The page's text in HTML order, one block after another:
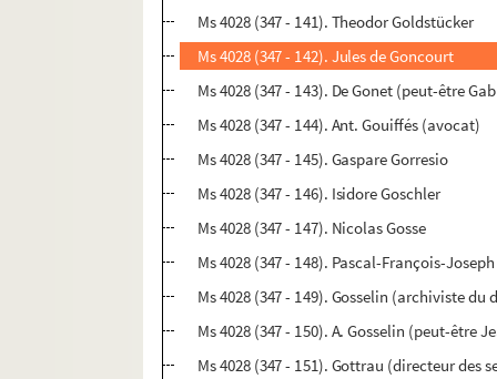
Ms 4028 (347 - 141). Theodor Goldstücker
Ms 4028 (347 - 142). Jules de Goncourt
Ms 4028 (347 - 143). De Gonet (peut-être
Ms 4028 (347 - 144). Ant. Gouiffés (avocat)
Ms 4028 (347 - 145). Gaspare Gorresio
Ms 4028 (347 - 146). Isidore Goschler
Ms 4028 (347 - 147). Nicolas Gosse
Ms 4028 (347 - 148). Pascal-François-
Ms 4028 (347 - 149). Gosselin (archiviste
Ms 4028 (347 - 150). A. Gosselin (peut-être
Ms 4028 (347 - 151). Gottrau (directeur des